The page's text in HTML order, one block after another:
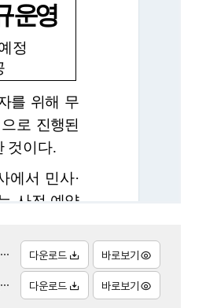
다운로드 바로보기
다운로드 바로보기